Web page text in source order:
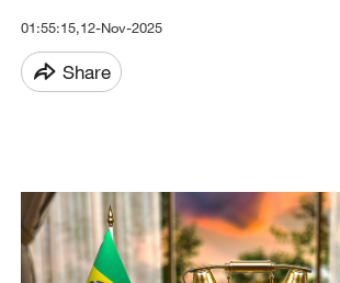
01:55:15,12-Nov-2025
Share